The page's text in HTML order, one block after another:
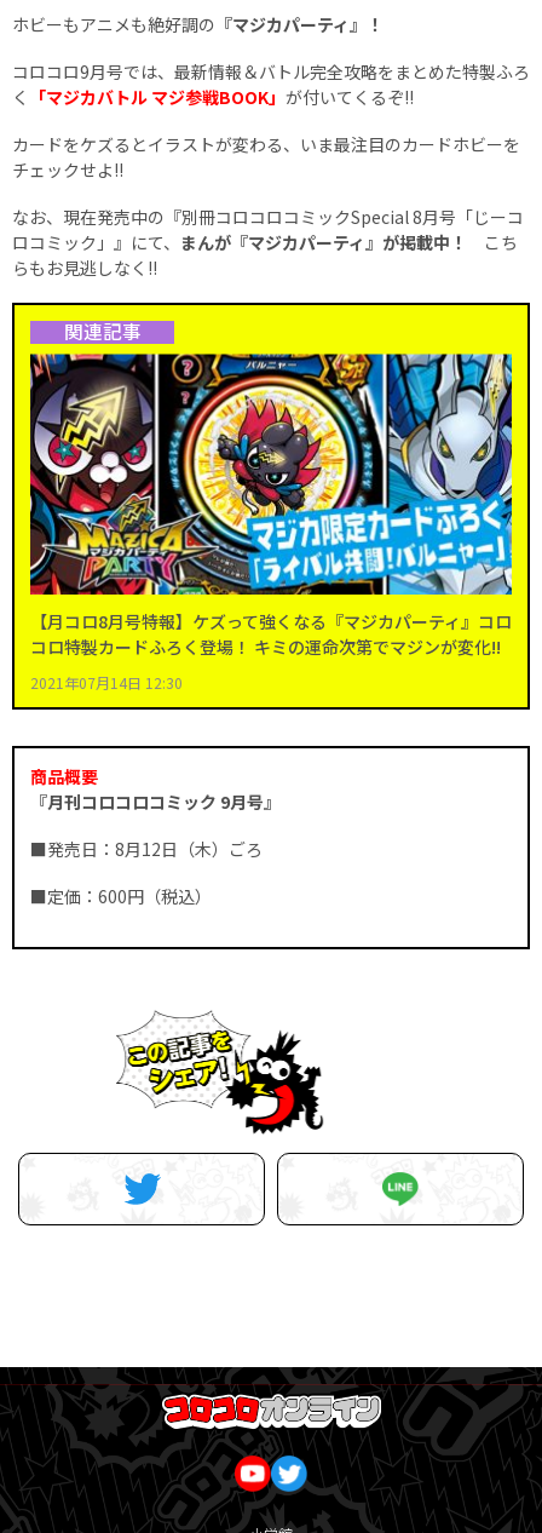
ホビーもアニメも絶好調の 『マジカパーティ』！
コロコロ9月号では、最新情報＆バトル完全攻略をまとめた特製ふろ
く
「マジカバトル マジ参戦BOOK」 が付いてくるぞ!!
カードをケズるとイラストが変わる、いま最注目のカードホビーを
チェックせよ!!
なお、現在発売中の『別冊コロコロコミックSpecial 8月号「じーコ
ロコミック」』にて、 まんが『マジカパーティ』が掲載中！
こち
らもお見逃しなく!!
関連記事
【月コロ8月号特報】ケズって強くなる『マジカパーティ』コロ
コロ特製カードふろく登場！ キミの運命次第でマジンが変化!!
2021年07月14日 12:30
商品概要
『月刊コロコロコミック 9月号』
■発売日：8月12日（木）ごろ
■定価：600円（税込）